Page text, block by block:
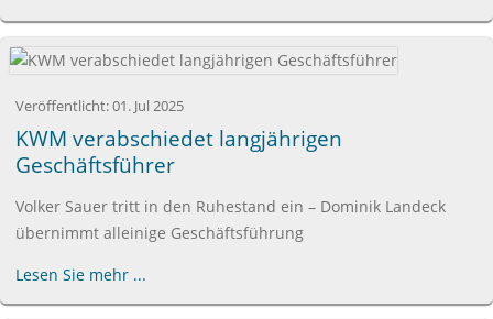
Veröffentlicht:01. Jul 2025
KWM verabschiedet langjährigen
Geschäftsführer
Volker Sauer tritt in den Ruhestand ein – Dominik Landeck
übernimmt alleinige Geschäftsführung
Lesen Sie mehr ...